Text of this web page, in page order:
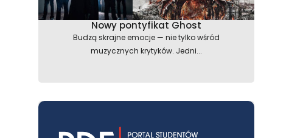
Nowy pontyfikat Ghost
Budzą skrajne emocje — nie tylko wśród
muzycznych krytyków. Jedni...